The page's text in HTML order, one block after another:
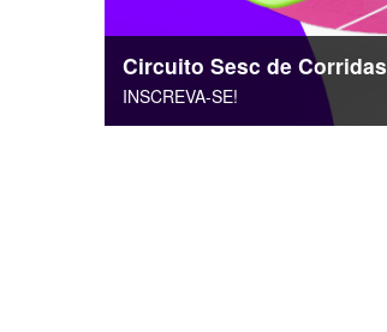
Circuito Sesc de Corridas
INSCREVA-SE!